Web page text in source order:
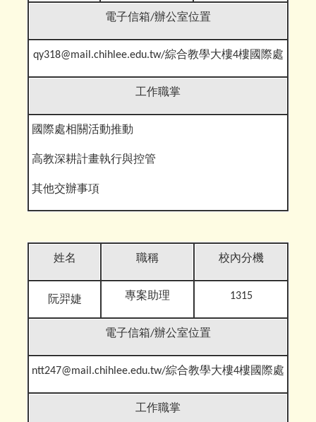
電子信箱/辦公室位置
qy318@mail.chihlee.edu.tw/綜合教學大樓4樓國際處
工作職掌
國際處相關活動推動
高教深耕計畫執行與控管
其他交辦事項
姓名 職稱 校內分機
阮羿婕 專案助理 1315
電子信箱/辦公室位置
ntt247@mail.chihlee.edu.tw/綜合教學大樓4樓國際處
工作職掌